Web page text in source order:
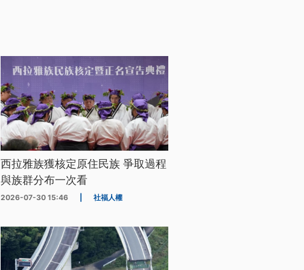
西拉雅族獲核定原住民族 爭取過程
與族群分布一次看
2026-07-30 15:46 社福人權